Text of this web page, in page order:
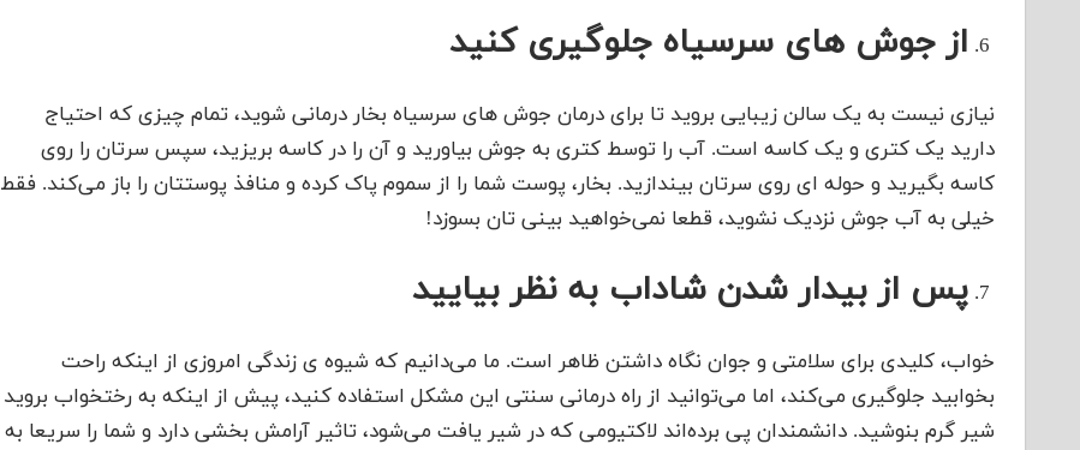
از جوش های سرسیاه جلوگیری کنید
نیازی نیست به یک سالن زیبایی بروید تا برای درمان جوش های سرسیاه بخار درمانی شوید، تمام چیزی که احتیاج
دارید یک کتری و یک‌ کاسه است. آب را توسط کتری به جوش بیاورید و آن را در کاسه بریزید، سپس سرتان را روی
کاسه بگیرید و حوله ای روی سرتان بیندازید. بخار، پوست شما را از سموم پاک کرده و منافذ پوستتان را باز می‌کند. فقط
خیلی به آب جوش نزدیک نشوید، قطعا نمی‌خواهید بینی تان بسوزد!
پس از بیدار شدن شاداب به نظر بیایید
خواب، کلیدی برای سلامتی و جوان نگاه داشتن ظاهر است. ما می‌دانیم که شیوه ی زندگی امروزی از اینکه راحت
بخوابید جلوگیری می‌کند، اما می‌توانید از راه درمانی سنتی این مشکل استفاده کنید، پیش از اینکه به رختخواب بروید
شیر گرم بنوشید. دانشمندان پی برده‌اند لاکتیومی که در شیر یافت می‌شود، تاثیر آرامش بخشی دارد و شما را سریعا به